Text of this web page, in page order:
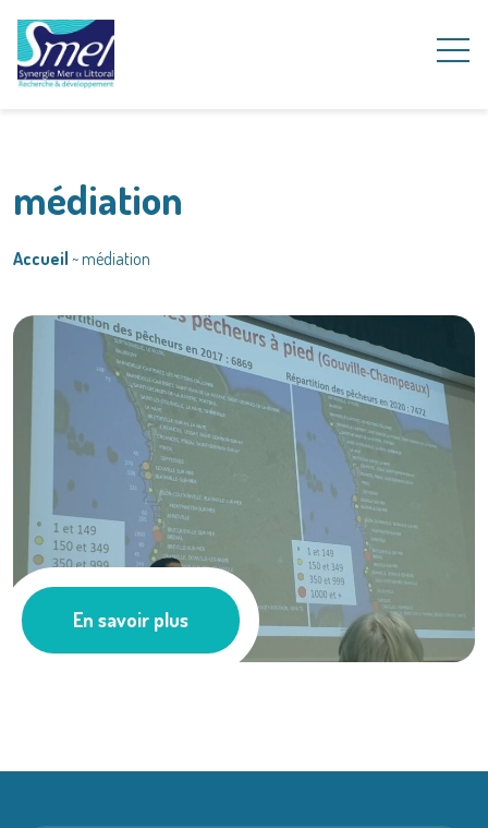
médiation
Accueil ~médiation
Médiation de ...
Les actus
En savoir plus